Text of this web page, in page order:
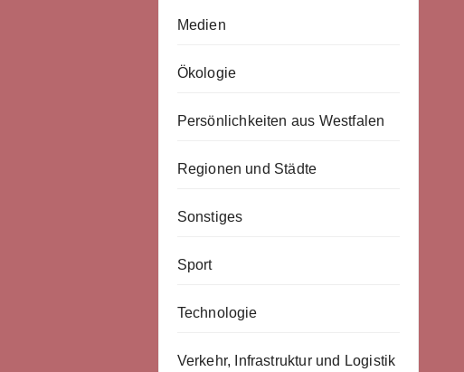
Medien
Ökologie
Persönlichkeiten aus Westfalen
Regionen und Städte
Sonstiges
Sport
Technologie
Verkehr, Infrastruktur und Logistik